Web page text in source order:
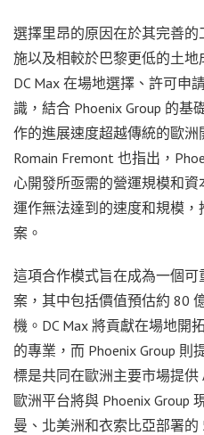
選擇里昂的原因在於其完善
施以及相較於巴黎更低的土地
DC Max 在場地選擇、許可申
識，結合 Phoenix Group 的
作的進展速度超越傳統的歐洲
Romain Fremont 也指出，
心開發所亟需的營運規模和
運作無法達到的速度和規模
案。
這項合作模式旨在成為一個
案，其中包括價值預估約 80
機。DC Max 將貢獻在場地開
的專業，而 Phoenix Group
標是共同在歐洲主要市場提
歐洲平台將與 Phoenix Group
曼、北美洲和衣索比亞部署